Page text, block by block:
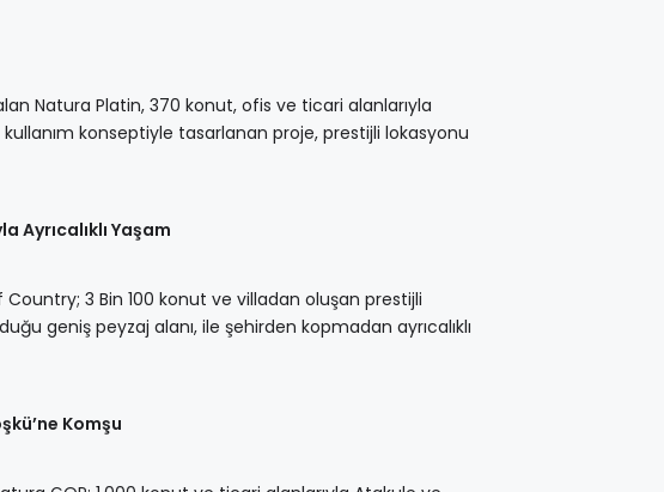
Natura Platin, 370 konut, ofis ve ticari alanlarıyla
konseptiyle tasarlanan proje, prestijli lokasyonu
Ayrıcalıklı Yaşam
3 Bin 100 konut ve villadan oluşan prestijli
geniş peyzaj alanı, ile şehirden kopmadan ayrıcalıklı
Komşu